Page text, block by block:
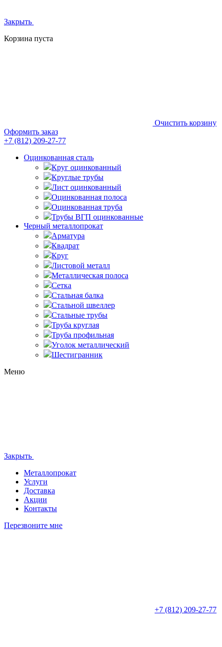
Закрыть
Корзина пуста
Очистить корзину
Оформить заказ
+7 (812) 209-27-77
Оцинкованная сталь
Круг оцинкованный
Круглые трубы
Лист оцинкованный
Оцинкованная полоса
Оцинкованная труба
Трубы ВГП оцинкованные
Черный металлопрокат
Арматура
Квадрат
Круг
Листовой металл
Металлическая полоса
Сетка
Стальная балка
Стальной швеллер
Стальные трубы
Труба круглая
Труба профильная
Уголок металлический
Шестигранник
Меню
Закрыть
Металлопрокат
Услуги
Доставка
Акции
Контакты
Перезвоните мне
+7 (812) 209-27-77